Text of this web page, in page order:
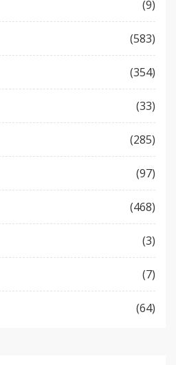
(9)
(583)
(354)
(33)
(285)
(97)
(468)
(3)
(7)
(64)